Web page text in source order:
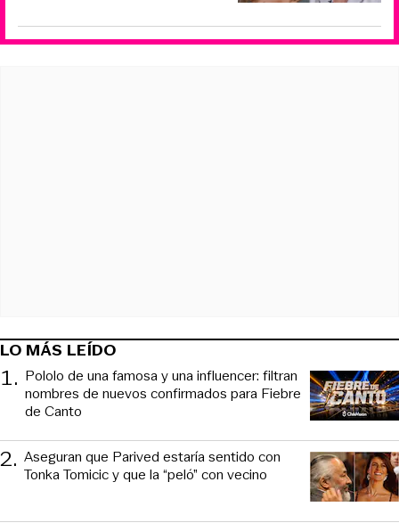
LO MÁS LEÍDO
1. Pololo de una famosa y una influencer: filtran
nombres de nuevos confirmados para Fiebre
de Canto
2. Aseguran que Parived estaría sentido con
Tonka Tomicic y que la “peló” con vecino